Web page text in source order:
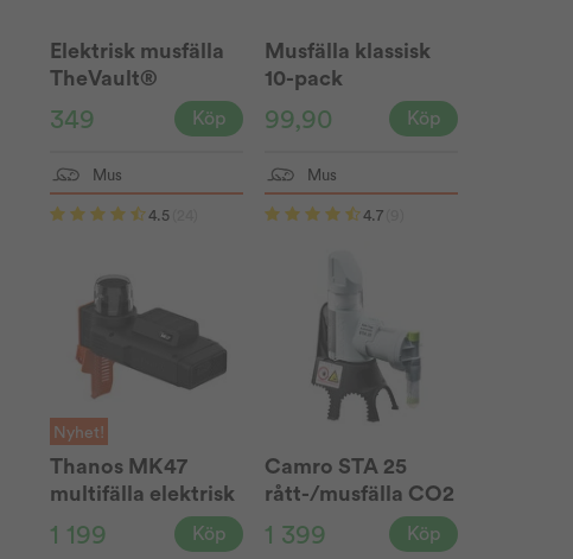
Elektrisk musfälla
TheVault®
349 Köp
Musfälla klassisk
10-pack
99,90 Köp
Mus
4.5
Nyhet!
Thanos MK47
multifälla elektrisk
1 199 Köp
Mus
4.7
Camro STA 25
rått-/musfälla CO2
1 399 Köp